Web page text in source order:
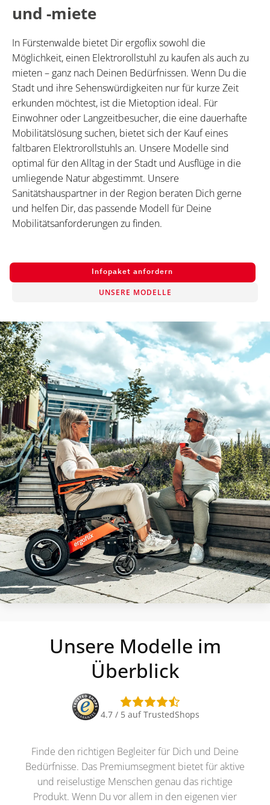
und -miete
In Fürstenwalde bietet Dir ergoflix sowohl die
Möglichkeit, einen Elektrorollstuhl zu kaufen als auch zu
mieten – ganz nach Deinen Bedürfnissen. Wenn Du die
Stadt und ihre Sehenswürdigkeiten nur für kurze Zeit
erkunden möchtest, ist die Mietoption ideal. Für
Einwohner oder Langzeitbesucher, die eine dauerhafte
Mobilitätslösung suchen, bietet sich der Kauf eines
faltbaren Elektrorollstuhls an. Unsere Modelle sind
optimal für den Alltag in der Stadt und Ausflüge in die
umliegende Natur abgestimmt. Unsere
Sanitätshauspartner in der Region beraten Dich gerne
und helfen Dir, das passende Modell für Deine
Mobilitätsanforderungen zu finden.
Infopaket anfordern
UNSERE MODELLE
Unsere Modelle im
Überblick
4.7 / 5 auf TrustedShops
Finde den richtigen Begleiter für Dich und Deine
Bedürfnisse. Das Premiumsegment bietet für aktive
und reiselustige Menschen genau das richtige
Produkt. Wenn Du vor allem in den eigenen vier